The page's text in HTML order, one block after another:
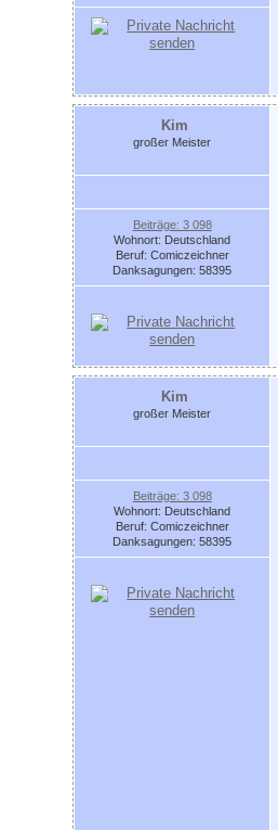
Kim
großer Meister
Beiträge: 3 098
Wohnort: Deutschland
Beruf: Comiczeichner
Danksagungen: 58395
Kim
großer Meister
Beiträge: 3 098
Wohnort: Deutschland
Beruf: Comiczeichner
Danksagungen: 58395